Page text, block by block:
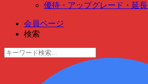
優待・アップグレード・延長
会員ページ
検索